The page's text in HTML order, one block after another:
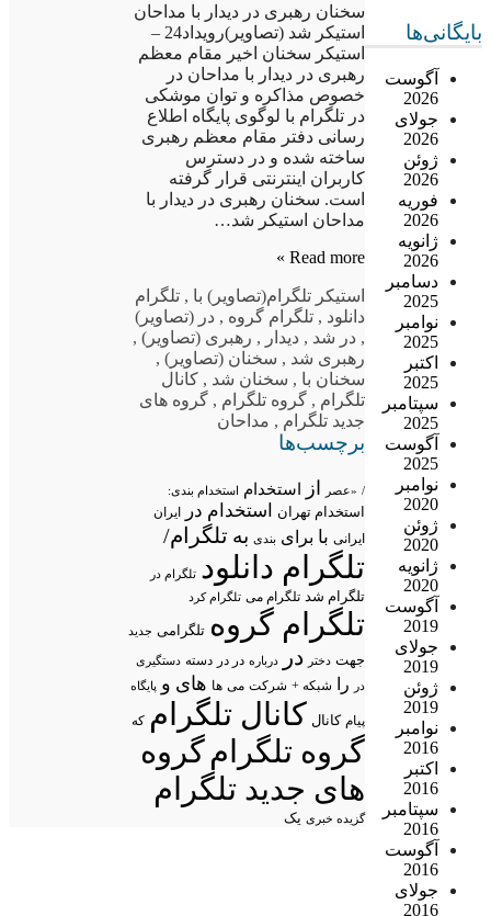
بایگانی‌ها
آگوست
2026
جولای
2026
ژوئن
2026
فوریه
2026
ژانویه
2026
دسامبر
2025
نوامبر
2025
اکتبر
2025
سپتامبر
2025
آگوست
2025
نوامبر
2020
ژوئن
2020
ژانویه
2020
آگوست
2019
جولای
2019
ژوئن
2019
نوامبر
2016
اکتبر
2016
سپتامبر
2016
آگوست
2016
جولای
2016
سخنان رهبری در دیدار با مداحان
استیکر شد (تصاویر)رویداد24 –
استیکر سخنان اخیر مقام معظم
رهبری در دیدار با مداحان در
خصوص مذاکره و توان موشکی
در تلگرام با لوگوی پایگاه اطلاع
رسانی دفتر مقام معظم رهبری
ساخته شده و در دسترس
کاربران اینترنتی قرار گرفته
است. سخنان رهبری در دیدار با
مداحان استیکر شد…
Read more »
استیکر تلگرام(تصاویر) با , تلگرام
دانلود , تلگرام گروه , در (تصاویر)
, در شد , دیدار , رهبری (تصاویر),
رهبری شد , سخنان (تصاویر),
سخنان با , سخنان شد , کانال
تلگرام , گروه تلگرام , گروه های
جدید تلگرام , مداحان
برچسب‌ها
/ «عصر از استخدام استخدام بندی:
استخدام تهران استخدام در ایران
ایرانی با برای بندی به تلگرام/
تلگرام دانلود تلگرام در
تلگرام شد تلگرام می تلگرام کرد
تلگرام گروه تلگرامی جدید
جهت دختر در درباره در در دسته دستگیری
در
را شبکه + شرکت می ها های و پایگاه
پیام کانال کانال تلگرام که
گروه تلگرامگروه
های جدید تلگرام
گزیده خبری یک